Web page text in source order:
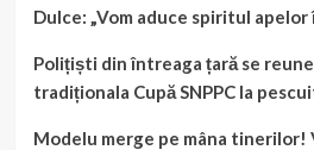
Dulce: „Vom aduce spiritul
Polițiști din întreaga țară se
tradiționala Cupă SNPPC la
Modelu merge pe mâna tinerilor!